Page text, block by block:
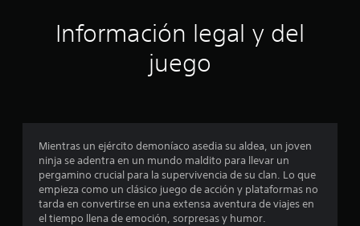
ó
o
m
e
Información legal y del
juego
Mientras un ejército demoníaco asedia su aldea, un joven
ninja se adentra en un mundo maldito para llevar un
pergamino crucial para la supervivencia de su clan. Lo que
empieza como un clásico juego de acción y plataformas no
tarda en convertirse en una extensa aventura de viajes en
el tiempo llena de emoción, sorpresas y humor.